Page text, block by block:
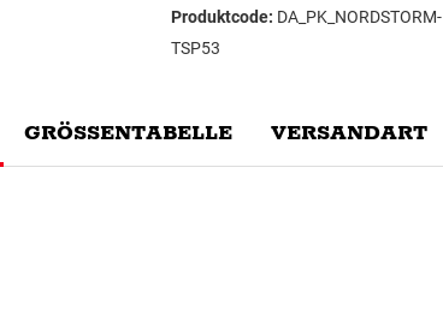
Produktcode: DA_PK_NORDSTORM-
TSP53
GRÖSSENTABELLE VERSANDART